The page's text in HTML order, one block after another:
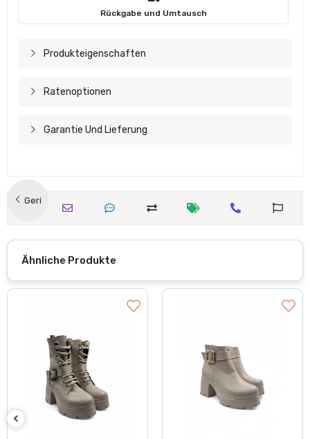
Geri
Rückgabe und Umtausch
Produkteigenschaften
Ratenoptionen
Garantie Und Lieferung
Ähnliche Produkte